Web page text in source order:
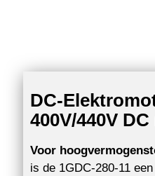
DC-
400V/440V
Voor
is de 1GDC-280-11